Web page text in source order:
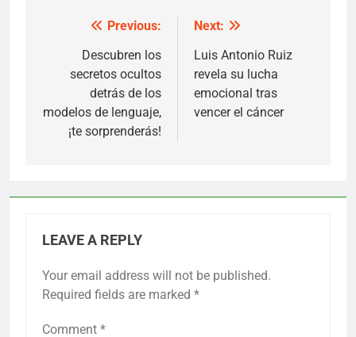
navigation
Previous:
Descubren los
secretos ocultos
detrás de los
modelos de lenguaje,
¡te sorprenderás!
Next:
Luis Antonio Ruiz
revela su lucha
emocional tras
vencer el cáncer
LEAVE A REPLY
Your email address will not be published.
Required fields are marked *
Comment *